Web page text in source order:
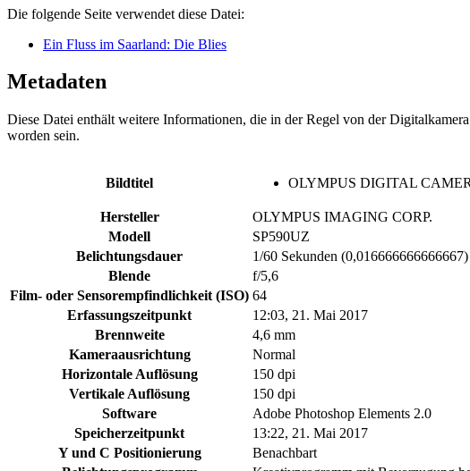
Die folgende Seite verwendet diese Datei:
Ein Fluss im Saarland: Die Blies
Metadaten
Diese Datei enthält weitere Informationen, die in der Regel von der
worden sein.
Bildtitel OLYMPUS DIGITAL
Hersteller
OLYMPUS IMAGING CORP.
Modell
SP590UZ
Belichtungsdauer
1/60 Sekunden (0,016666666666667)
Blende
f/5,6
Film- oder Sensorempfindlichkeit (ISO) 64
Erfassungszeitpunkt
12:03, 21. Mai 2017
Brennweite
4,6 mm
Kameraausrichtung
Normal
Horizontale Auflösung
150 dpi
Vertikale Auflösung
150 dpi
Software
Adobe Photoshop Elements 2.0
Speicherzeitpunkt
13:22, 21. Mai 2017
Y und C Positionierung
Benachbart